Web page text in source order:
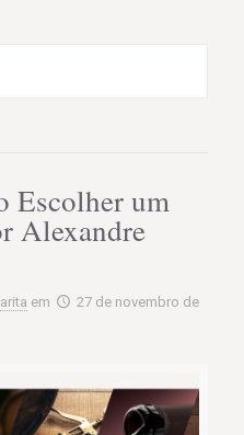
Escolher um
Alexandre
em
27 de novembro de